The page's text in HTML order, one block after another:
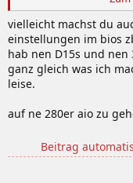
runtergeregelt, dass er
70°C bin. Irgendwie ist
Heatspreader schlecht
ist. 3x repasten ohne
Mein 3900x war schon
nicht so merkwürdig.
Punkte für die
EDIT: Mit 4,5 Ghz
runtertakten muss.
vielleicht machst du
einstellungen im bios
hab nen D15s und
ganz gleich was ich
leise.
auf ne 280er aio zu
Beitrag